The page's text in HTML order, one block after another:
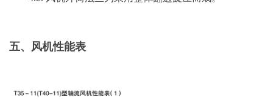
五、风机性能表